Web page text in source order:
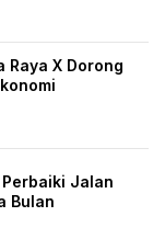
Raya X Dorong
Jalan
Bulan